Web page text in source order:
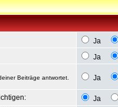
Ja
Ja
Beiträge antwortet.
Ja
Ja